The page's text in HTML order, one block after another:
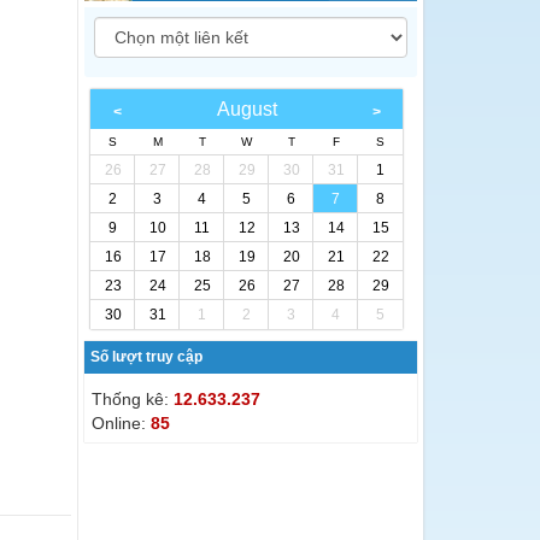
August
S M T W T F S
26 27 28 29 30 31
1
2
3 4 5 6 7
8
9
10 11 12 13 14
15
16
17 18 19 20 21
22
23
24 25 26 27 28
29
30
31 1 2 3 4 5
Số lượt truy cập
Thống kê: 12.633.237
Online: 85